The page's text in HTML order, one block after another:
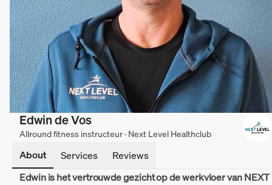
Edwin de Vos
Allround fitness instructeur · Next Level Healthclub
About Services
Reviews
Edwin is het vertrouwde gezicht op de werkvloer van NEXT